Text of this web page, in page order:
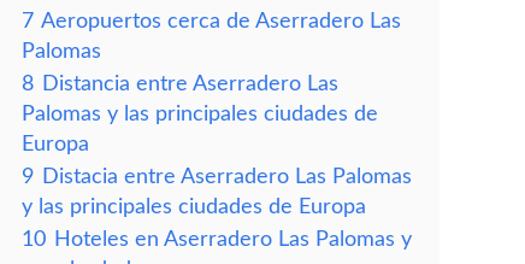
7 Aeropuertos cerca de Aserradero Las
Palomas
8 Distancia entre Aserradero Las
Palomas y las principales ciudades de
Europa
9 Distacia entre Aserradero Las Palomas
y las principales ciudades de Europa
10 Hoteles en Aserradero Las Palomas y